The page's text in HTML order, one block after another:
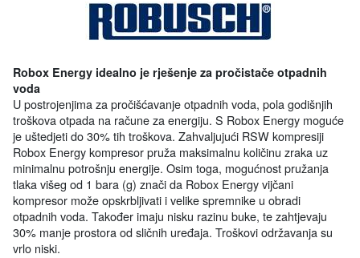
Robox Energy idealno je rješenje za pročistače otpadnih
voda
U postrojenjima za pročišćavanje otpadnih voda, pola godišnjih
troškova otpada na račune za energiju. S Robox Energy moguće
je uštedjeti do 30% tih troškova. Zahvaljujući RSW kompresiji
Robox Energy kompresor pruža maksimalnu količinu zraka uz
minimalnu potrošnju energije. Osim toga, mogućnost pružanja
tlaka višeg od 1 bara (g) znači da Robox Energy vijčani
kompresor može opskrbljivati i velike spremnike u obradi
otpadnih voda. Također imaju nisku razinu buke, te zahtjevaju
30% manje prostora od sličnih uređaja. Troškovi održavanja su
vrlo niski.